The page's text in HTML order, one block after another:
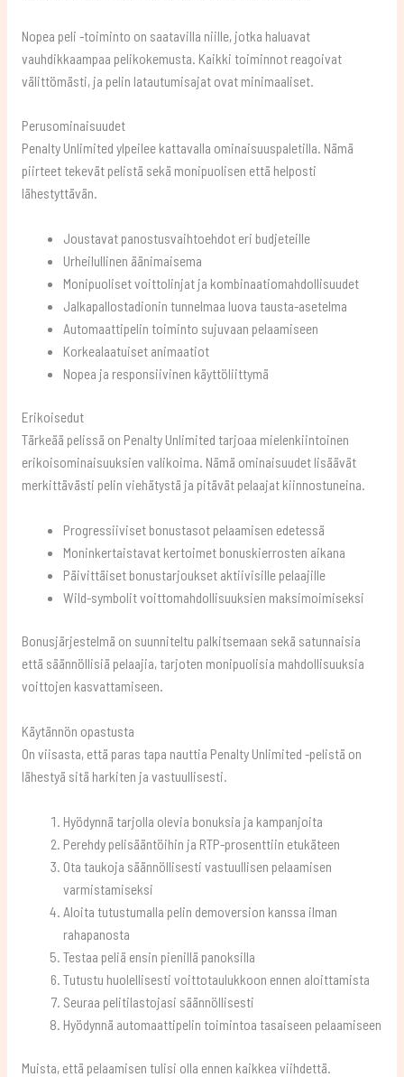
Nopea peli -toiminto on saatavilla niille, jotka haluavat
vauhdikkaampaa pelikokemusta. Kaikki toiminnot reagoivat
välittömästi, ja pelin latautumisajat ovat minimaaliset.
Perusominaisuudet
Penalty Unlimited ylpeilee kattavalla ominaisuuspaletilla. Nämä
piirteet tekevät pelistä sekä monipuolisen että helposti
lähestyttävän.
Joustavat panostusvaihtoehdot eri budjeteille
Urheilullinen äänimaisema
Monipuoliset voittolinjat ja kombinaatiomahdollisuudet
Jalkapallostadionin tunnelmaa luova tausta-asetelma
Automaattipelin toiminto sujuvaan pelaamiseen
Korkealaatuiset animaatiot
Nopea ja responsiivinen käyttöliittymä
Erikoisedut
Tärkeää pelissä on Penalty Unlimited tarjoaa mielenkiintoinen
erikoisominaisuuksien valikoima. Nämä ominaisuudet lisäävät
merkittävästi pelin viehätystä ja pitävät pelaajat kiinnostuneina.
Progressiiviset bonustasot pelaamisen edetessä
Moninkertaistavat kertoimet bonuskierrosten aikana
Päivittäiset bonustarjoukset aktiivisille pelaajille
Wild-symbolit voittomahdollisuuksien maksimoimiseksi
Bonusjärjestelmä on suunniteltu palkitsemaan sekä satunnaisia
että säännöllisiä pelaajia, tarjoten monipuolisia mahdollisuuksia
voittojen kasvattamiseen.
Käytännön opastusta
On viisasta, että paras tapa nauttia Penalty Unlimited -pelistä on
lähestyä sitä harkiten ja vastuullisesti.
Hyödynnä tarjolla olevia bonuksia ja kampanjoita
Perehdy pelisääntöihin ja RTP-prosenttiin etukäteen
Ota taukoja säännöllisesti vastuullisen pelaamisen
varmistamiseksi
Aloita tutustumalla pelin demoversion kanssa ilman
rahapanosta
Testaa peliä ensin pienillä panoksilla
Tutustu huolellisesti voittotaulukkoon ennen aloittamista
Seuraa pelitilastojasi säännöllisesti
Hyödynnä automaattipelin toimintoa tasaiseen pelaamiseen
Muista, että pelaamisen tulisi olla ennen kaikkea viihdettä.